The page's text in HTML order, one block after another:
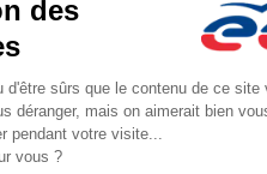
Note : 4.7/5
Moyenne calculée sur 381 avis